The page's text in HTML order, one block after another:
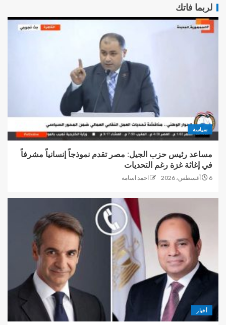
لربما فاتك
سياسة
مساعد رئيس حزب الجيل: مصر تقدم نموذجاً إنسانياً مشرفاً
في إغاثة غزة رغم التحديات
6 أغسطس، 2026 احمد اسامه
أخبار